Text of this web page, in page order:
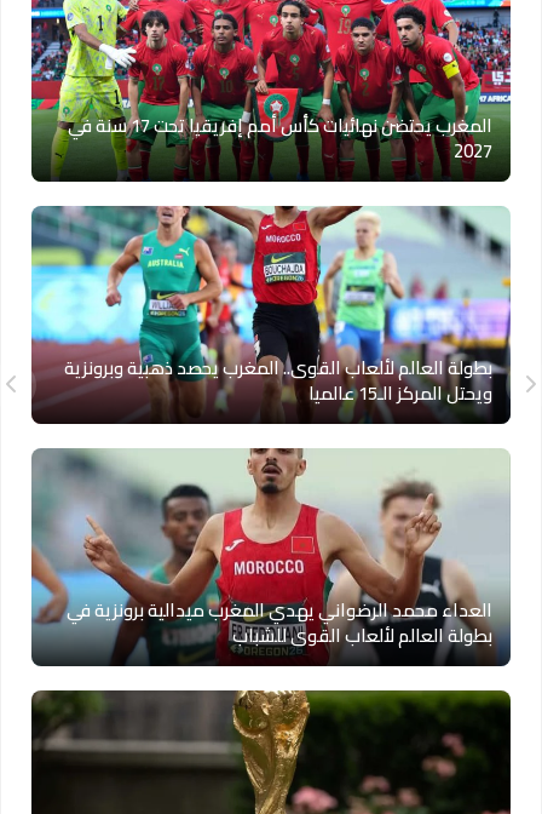
المغرب يحتضن نهائيات كأس أمم إفريقيا تحت 17 سنة في
2027
بطولة العالم لألعاب القوى.. المغرب يحصد ذهبية وبرونزية
ويحتل المركز الـ15 عالميا
العداء محمد الرضواني يهدي المغرب ميدالية برونزية في
بطولة العالم لألعاب القوى للشباب